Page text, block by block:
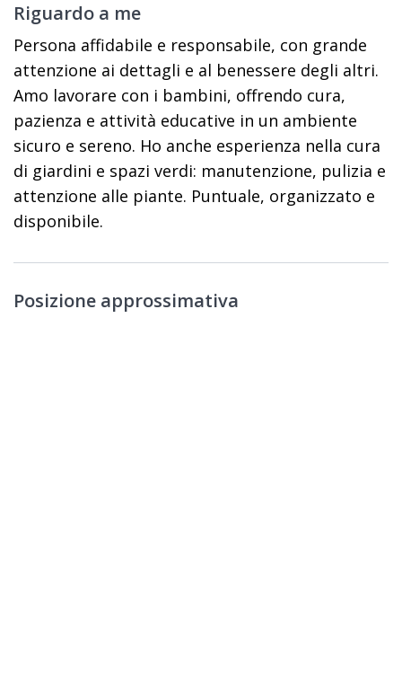
Riguardo a me
Persona affidabile e responsabile, con grande
attenzione ai dettagli e al benessere degli altri.
Amo lavorare con i bambini, offrendo cura,
pazienza e attività educative in un ambiente
sicuro e sereno. Ho anche esperienza nella cura
di giardini e spazi verdi: manutenzione, pulizia e
attenzione alle piante. Puntuale, organizzato e
disponibile.
Posizione approssimativa